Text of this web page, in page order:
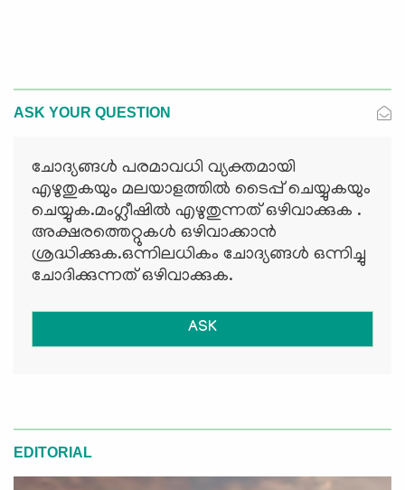
ASK YOUR QUESTION
ചോദ്യങ്ങള്‍ പരമാവധി വ്യക്തമായി
എഴുതുകയും മലയാളത്തില്‍ ടൈപ്പ് ചെയ്യുകയും
ചെയ്യുക.മംഗ്ലീഷില്‍ എഴുതുന്നത് ഒഴിവാക്കുക .
അക്ഷരത്തെറ്റുകള്‍ ഒഴിവാക്കാന്‍
ശ്രദ്ധിക്കുക.ഒന്നിലധികം ചോദ്യങ്ങള്‍ ഒന്നിച്ചു
ചോദിക്കുന്നത് ഒഴിവാക്കുക.
ASK
EDITORIAL